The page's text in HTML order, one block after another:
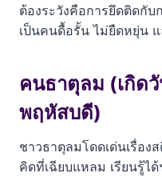
ต้องระวังคือการยึดติดกับ
เป็นคนดื้อรั้น ไม่ยืดหยุ่น
คนธาตุลม (เกิด
พฤหัสบดี)
ชาวธาตุลมโดดเด่นเรื่อ
คิดที่เฉียบแหลม เรียนรู้ไ